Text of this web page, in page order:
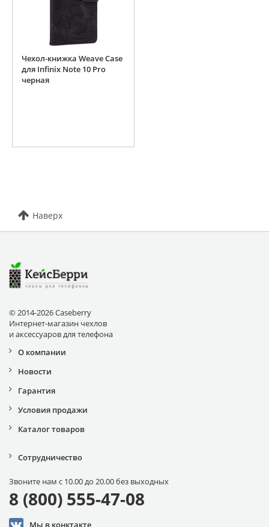
Чехол-книжка Weave Case
для Infinix Note 10 Pro
черная
Наверх
© 2014-2026 Caseberry
Интернет-магазин чехлов
и аксессуаров для телефона
О компании
Новости
Гарантия
Условия продажи
Каталог товаров
Сотрудничество
Звоните нам с 10.00 до 20.00 без выходных
8 (800) 555-47-08
Мы в конктакте